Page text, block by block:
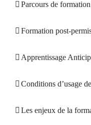
Parcours de formation
Formation post-
Apprentissage
Conditions d’usage
Les enjeux de la